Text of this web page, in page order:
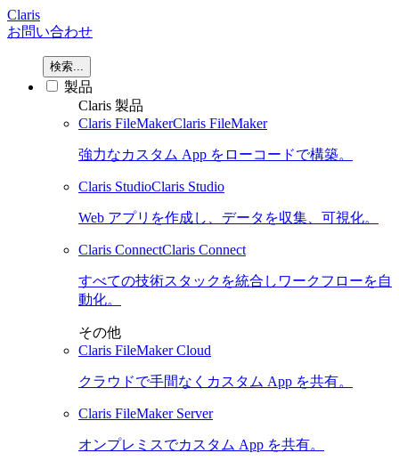
Claris
お問い合わせ
検索...
製品
Claris 製品
Claris FileMakerClaris FileMaker
強力なカスタム App をローコードで構築。
Claris StudioClaris Studio
Web アプリを作成し、データを収集、可視化。
Claris ConnectClaris Connect
すべての技術スタックを統合しワークフローを自
動化。
その他
Claris FileMaker Cloud
クラウドで手間なくカスタム App を共有。
Claris FileMaker Server
オンプレミスでカスタム App を共有。